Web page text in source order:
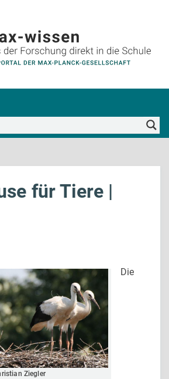
für Tiere |
Ziegler
Die